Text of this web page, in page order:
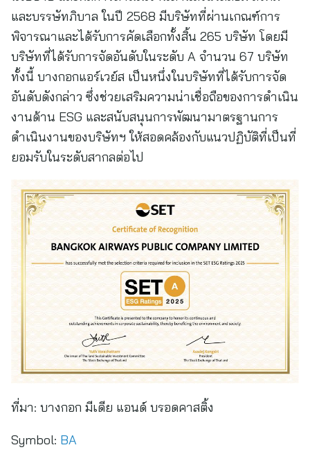
และบรรษัทภิบาล ในปี 2568 มีบริษัทที่ผ่านเกณฑ์การ
พิจารณาและได้รับการคัดเลือกทั้งสิ้น 265 บริษัท โดยมี
บริษัทที่ได้รับการจัดอันดับในระดับ A จำนวน 67 บริษัท
ทั้งนี้ บางกอกแอร์เวย์ส เป็นหนึ่งในบริษัทที่ได้รับการจัด
อันดับดังกล่าว ซึ่งช่วยเสริมความน่าเชื่อถือของการดำเนิน
งานด้าน ESG และสนับสนุนการพัฒนามาตรฐานการ
ดำเนินงานของบริษัทฯ ให้สอดคล้องกับแนวปฏิบัติที่เป็นที่
ยอมรับในระดับสากลต่อไป
ที่มา: บางกอก มีเดีย แอนด์ บรอดคาสติ้ง
Symbol: BA